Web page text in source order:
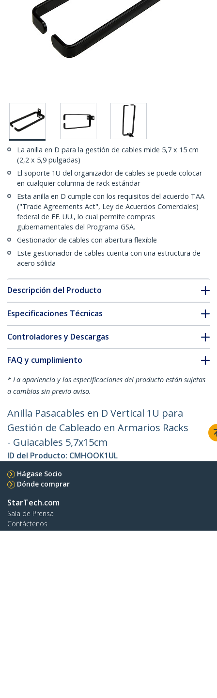
La anilla en D para la gestión de cables mide 5,7 x 15 cm
(2,2 x 5,9 pulgadas)
El soporte 1U del organizador de cables se puede colocar
en cualquier columna de rack estándar
Esta anilla en D cumple con los requisitos del acuerdo TAA
("Trade Agreements Act", Ley de Acuerdos Comerciales)
federal de EE. UU., lo cual permite compras
gubernamentales del Programa GSA.
Gestionador de cables con abertura flexible
Este gestionador de cables cuenta con una estructura de
acero sólida
Descripción del Producto
Especificaciones Técnicas
Controladores y Descargas
FAQ y cumplimiento
* La apariencia y las especificaciones del producto están sujetas
a cambios sin previo aviso.
Anilla Pasacables en D Vertical 1U para
Gestión de Cableado en Armarios Racks
- Guiacables 5,7x15cm
ID del Producto: CMHOOK1UL
Hágase Socio
Dónde comprar
StarTech.com
Sala de Prensa
Contáctenos
Acerca de nosotros